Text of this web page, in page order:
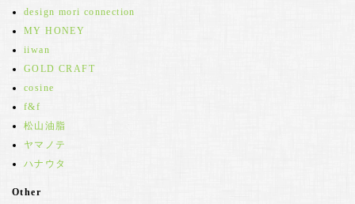
design mori connection
MY HONEY
iiwan
GOLD CRAFT
cosine
f&f
松山油脂
ヤマノテ
ハナウタ
Other